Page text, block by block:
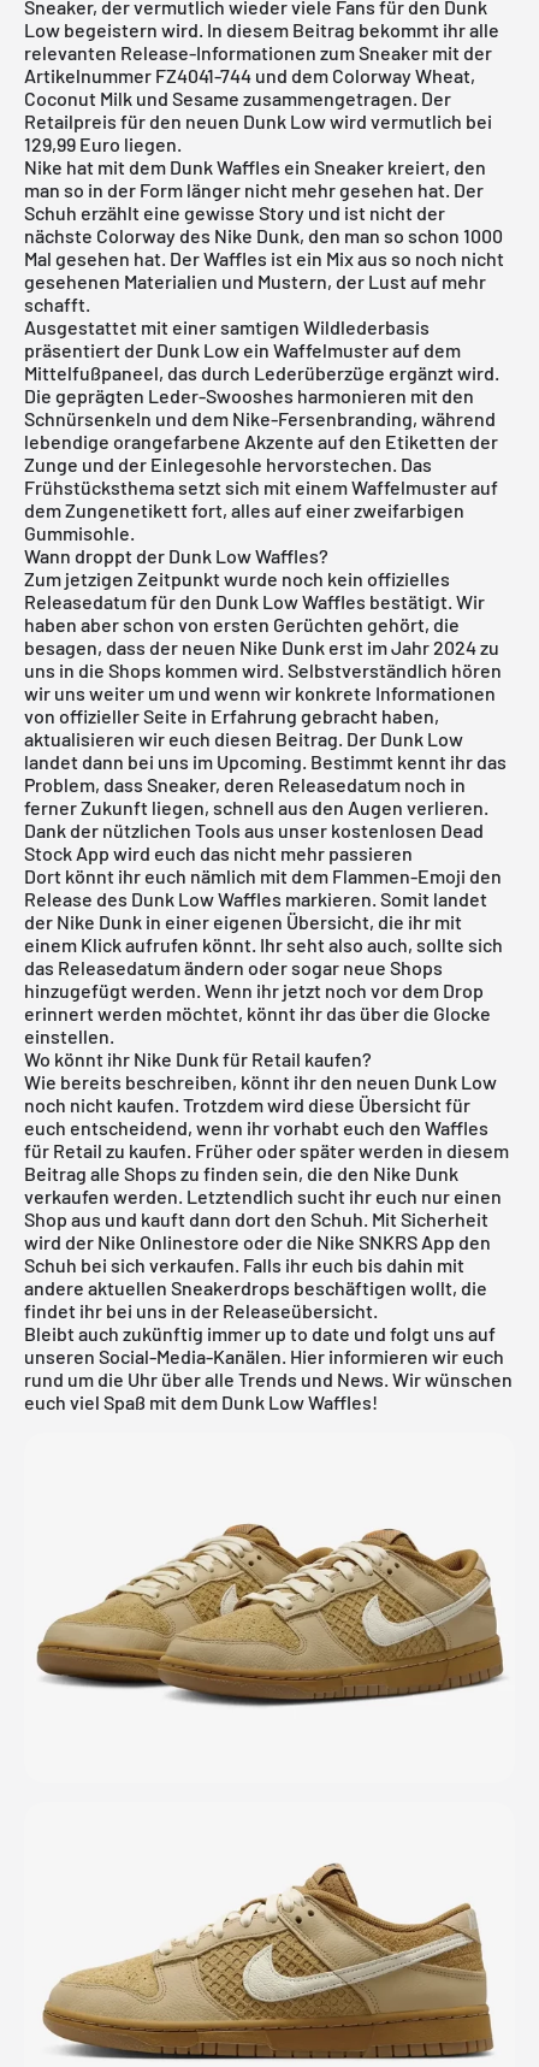
Sneaker, der vermutlich wieder viele Fans für den Dunk
Low begeistern wird. In diesem Beitrag bekommt ihr alle
relevanten Release-Informationen zum Sneaker mit der
Artikelnummer FZ4041-744 und dem Colorway Wheat,
Coconut Milk und Sesame zusammengetragen. Der
Retailpreis für den neuen Dunk Low wird vermutlich bei
129,99 Euro liegen.
Nike hat mit dem Dunk Waffles ein Sneaker kreiert, den
man so in der Form länger nicht mehr gesehen hat. Der
Schuh erzählt eine gewisse Story und ist nicht der
nächste Colorway des Nike Dunk, den man so schon 1000
Mal gesehen hat. Der Waffles ist ein Mix aus so noch nicht
gesehenen Materialien und Mustern, der Lust auf mehr
schafft.
Ausgestattet mit einer samtigen Wildlederbasis
präsentiert der Dunk Low ein Waffelmuster auf dem
Mittelfußpaneel, das durch Lederüberzüge ergänzt wird.
Die geprägten Leder-Swooshes harmonieren mit den
Schnürsenkeln und dem Nike-Fersenbranding, während
lebendige orangefarbene Akzente auf den Etiketten der
Zunge und der Einlegesohle hervorstechen. Das
Frühstücksthema setzt sich mit einem Waffelmuster auf
dem Zungenetikett fort, alles auf einer zweifarbigen
Gummisohle.
Wann droppt der Dunk Low Waffles?
Zum jetzigen Zeitpunkt wurde noch kein offizielles
Releasedatum für den Dunk Low Waffles bestätigt. Wir
haben aber schon von ersten Gerüchten gehört, die
besagen, dass der neuen Nike Dunk erst im Jahr 2024 zu
uns in die Shops kommen wird. Selbstverständlich hören
wir uns weiter um und wenn wir konkrete Informationen
von offizieller Seite in Erfahrung gebracht haben,
aktualisieren wir euch diesen Beitrag. Der Dunk Low
landet dann bei uns im Upcoming. Bestimmt kennt ihr das
Problem, dass Sneaker, deren Releasedatum noch in
ferner Zukunft liegen, schnell aus den Augen verlieren.
Dank der nützlichen Tools aus unser kostenlosen Dead
Stock App wird euch das nicht mehr passieren
Dort könnt ihr euch nämlich mit dem Flammen-Emoji den
Release des Dunk Low Waffles markieren. Somit landet
der Nike Dunk in einer eigenen Übersicht, die ihr mit
einem Klick aufrufen könnt. Ihr seht also auch, sollte sich
das Releasedatum ändern oder sogar neue Shops
hinzugefügt werden. Wenn ihr jetzt noch vor dem Drop
erinnert werden möchtet, könnt ihr das über die Glocke
einstellen.
Wo könnt ihr Nike Dunk für Retail kaufen?
Wie bereits beschreiben, könnt ihr den neuen Dunk Low
noch nicht kaufen. Trotzdem wird diese Übersicht für
euch entscheidend, wenn ihr vorhabt euch den Waffles
für Retail zu kaufen. Früher oder später werden in diesem
Beitrag alle Shops zu finden sein, die den Nike Dunk
verkaufen werden. Letztendlich sucht ihr euch nur einen
Shop aus und kauft dann dort den Schuh. Mit Sicherheit
wird der Nike Onlinestore oder die Nike SNKRS App den
Schuh bei sich verkaufen. Falls ihr euch bis dahin mit
andere aktuellen Sneakerdrops beschäftigen wollt, die
findet ihr bei uns in der Releaseübersicht.
Bleibt auch zukünftig immer up to date und folgt uns auf
unseren Social-Media-Kanälen. Hier informieren wir euch
rund um die Uhr über alle Trends und News. Wir wünschen
euch viel Spaß mit dem Dunk Low Waffles!